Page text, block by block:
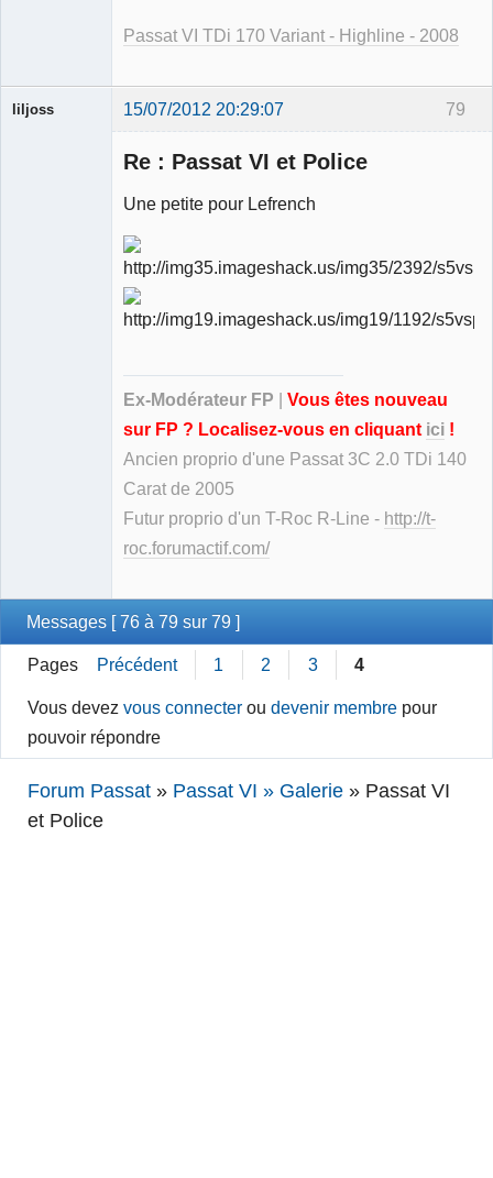
Passat VI TDi 170 Variant - Highline - 2008
79
liljoss 15/07/2012 20:29:07
Re : Passat VI et Police
Une petite pour Lefrench
Ex-Modérateur FP
Vous êtes nouveau
sur FP ? Localisez-vous en cliquant ici !
Ancien proprio d'une Passat 3C 2.0 TDi 140
Carat de 2005
Futur proprio d'un T-Roc R-Line - http://t-
roc.forumactif.com/
Messages [ 76 à 79 sur 79 ]
Pages Précédent 1 2 3 4
Vous devezvous connecter oudevenir membre pour
pouvoir répondre
Forum Passat » Passat VI » Galerie » Passat VI
et Police